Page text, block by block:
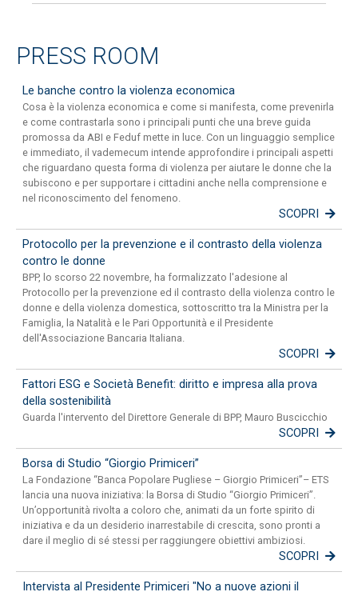
PRESS ROOM
Le banche contro la violenza economica
Cosa è la violenza economica e come si manifesta, come prevenirla
e come contrastarla sono i principali punti che una breve guida
promossa da ABI e Feduf mette in luce. Con un linguaggio semplice
e immediato, il vademecum intende approfondire i principali aspetti
che riguardano questa forma di violenza per aiutare le donne che la
subiscono e per supportare i cittadini anche nella comprensione e
nel riconoscimento del fenomeno.
SCOPRI
Protocollo per la prevenzione e il contrasto della violenza
contro le donne
BPP, lo scorso 22 novembre, ha formalizzato l'adesione al
Protocollo per la prevenzione ed il contrasto della violenza contro le
donne e della violenza domestica, sottoscritto tra la Ministra per la
Famiglia, la Natalità e le Pari Opportunità e il Presidente
dell'Associazione Bancaria Italiana.
SCOPRI
Fattori ESG e Società Benefit: diritto e impresa alla prova
della sostenibilità
Guarda l'intervento del Direttore Generale di BPP, Mauro Buscicchio
SCOPRI
Borsa di Studio “Giorgio Primiceri”
La Fondazione “Banca Popolare Pugliese – Giorgio Primiceri”– ETS
lancia una nuova iniziativa: la Borsa di Studio “Giorgio Primiceri”.
Un’opportunità rivolta a coloro che, animati da un forte spirito di
iniziativa e da un desiderio inarrestabile di crescita, sono pronti a
dare il meglio di sé stessi per raggiungere obiettivi ambiziosi.
SCOPRI
Intervista al Presidente Primiceri "No a nuove azioni il